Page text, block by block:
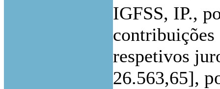
IGFSS, IP.,
contribuições
respetivos
26.563,65],